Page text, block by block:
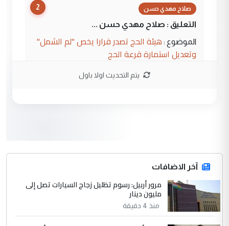
2 صلاح مهدي حسن
التعليق : صلاح مهدي حسن ...
الموضوع : هيئة الحج تصدر قرارا يخص "لم الشمل"
وتعديل استمارة قرعة الحج
المشترك لا تستهدف أية دولة ومفتوحة لانضمام
الدول الشقيقة
4 يوسف غزوان عصمت
التعليق : بكالوريوس فيزياء طبية متزوج و
زوجتي أيضا بكالوريوس سكني بغداد أرغب في
يتم التحديث اولا باول
آخر الاضافات
مرور أربيل: رسوم تظليل زجاج السيارات تصل إلى
مليون دينار
منذ 4 دقيقة